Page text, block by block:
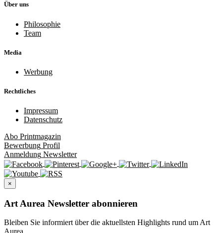
Über uns
Philosophie
Team
Media
Werbung
Rechtliches
Impressum
Datenschutz
Abo Printmagazin
Bewerbung Profil
Anmeldung Newsletter
×
Art Aurea Newsletter abonnieren
Bleiben Sie informiert über die aktuellsten Highlights rund um Art